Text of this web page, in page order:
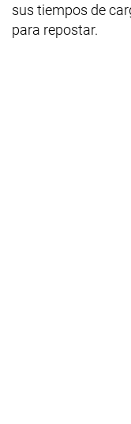
sus tiempos de
para repostar.